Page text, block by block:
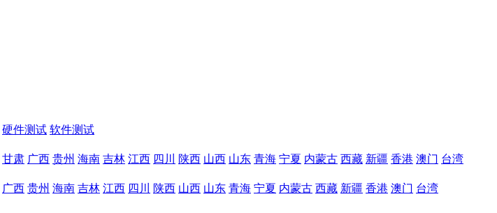
硬件测试 软件测试
甘肃 广西 贵州 海南 吉林 江西 四川 陕西 山西 山东 青海 宁夏 内蒙古 西藏 新疆 香港 澳门 台湾
广西 贵州 海南 吉林 江西 四川 陕西 山西 山东 青海 宁夏 内蒙古 西藏 新疆 香港 澳门 台湾